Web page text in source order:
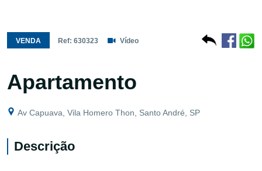
VENDA Ref: 630323 Vídeo
Apartamento
Av Capuava, Vila Homero Thon, Santo André, SP
Descrição